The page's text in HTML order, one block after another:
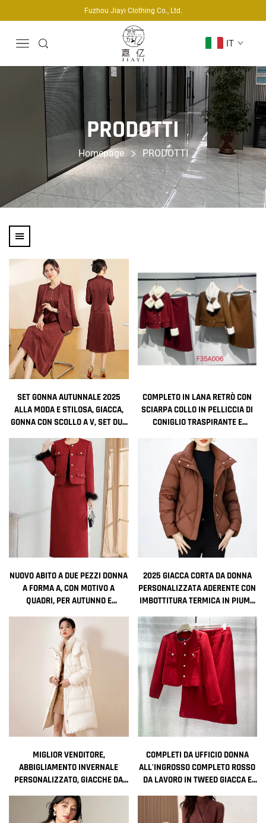
Fuzhou Jiayi Clothing Co., Ltd.
IT
PRODOTTI
Homepage PRODOTTI
SET GONNA AUTUNNALE 2025
ALLA MODA E STILOSA, GIACCA,
GONNA CON SCOLLO A V, SET DUE
COMPLETO IN LANA RETRÒ CON
SCIARPA COLLO IN PELLICCIA DI
CONIGLIO TRASPIRANTE E
CON FODERA IN FIBRA DI
POLIESTERE
NUOVO ABITO A DUE PEZZI DONNA
A FORMA A, CON MOTIVO A
QUADRI, PER AUTUNNO E
PROFUMO, VITA NATURALE PER
ADULTI
2025 GIACCA CORTA DA DONNA
PERSONALIZZATA ADERENTE CON
IMBOTTITURA TERMICA IN PIUMA
STILE ALLA MODA PER L'INVERNO
MIGLIOR VENDITORE,
ABBIGLIAMENTO INVERNALE
PERSONALIZZATO, GIACCHE DA
LUNGHI A BOLLE PER DONNA
COMPLETI DA UFFICIO DONNA
ALL'INGROSSO COMPLETO ROSSO
DA LAVORO IN TWEED GIACCA E
DONNA